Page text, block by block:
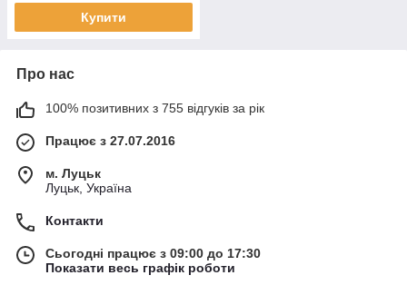
Купити
Про нас
100% позитивних з 755 відгуків за рік
Працює з 27.07.2016
м. Луцьк
Луцьк, Україна
Контакти
Сьогодні працює з 09:00 до 17:30
Показати весь графік роботи